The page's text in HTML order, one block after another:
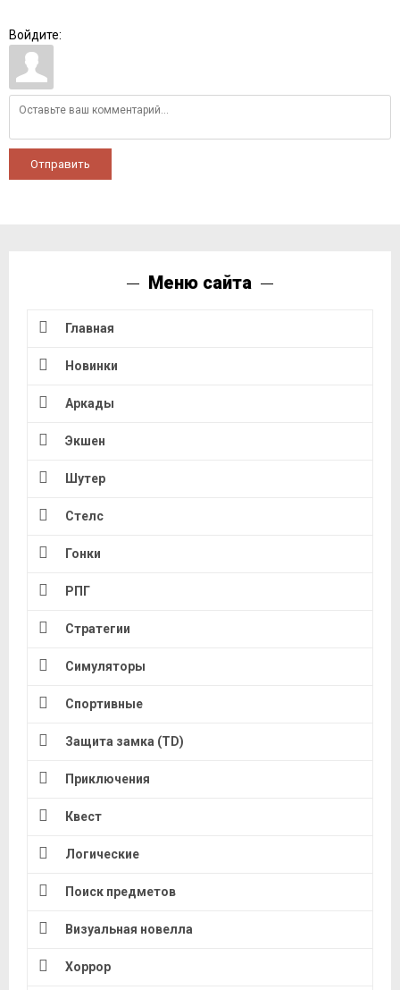
Войдите:
Отправить
Меню сайта
Главная
Новинки
Аркады
Экшен
Шутер
Стелс
Гонки
РПГ
Стратегии
Симуляторы
Спортивные
Защита замка (TD)
Приключения
Квест
Логические
Поиск предметов
Визуальная новелла
Хоррор